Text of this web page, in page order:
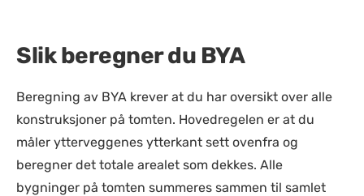
Slik beregner du BYA
Beregning av BYA krever at du har oversikt over alle
konstruksjoner på tomten. Hovedregelen er at du
måler ytterveggenes ytterkant sett ovenfra og
beregner det totale arealet som dekkes. Alle
bygninger på tomten summeres sammen til samlet